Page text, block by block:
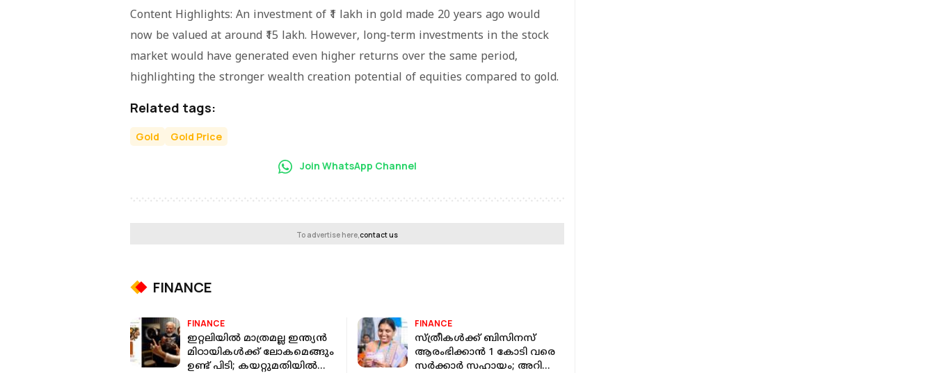
Content Highlights: An investment of ₹1 lakh in gold made 20 years ago would
now be valued at around ₹15 lakh. However, long-term investments in the stock
market would have generated even higher returns over the same period,
highlighting the stronger wealth creation potential of equities compared to gold.
Related tags:
Gold Gold Price
Join WhatsApp Channel
To advertise here,contact us
FINANCE
FINANCE
ഇറ്റലിയിൽ മാത്രമല്ല ഇന്ത്യൻ
മിഠായികൾക്ക് ലോകമെങ്ങും
ഉണ്ട് പിടി; കയറ്റുമതിയിൽ
FINANCE
സ്ത്രീകള്‍ക്ക് ബിസിനസ്
ആരംഭിക്കാന്‍ 1 കോടി വരെ
സര്‍ക്കാര്‍ സഹായം; അറിയാം